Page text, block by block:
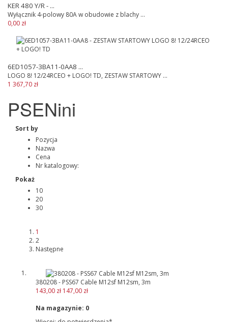
KER 480 Y/R - ...
Wyłącznik 4-polowy 80A w obudowie z blachy ...
0,00 zł
6ED1057-3BA11-0AA8 ...
LOGO 8! 12/24RCEO + LOGO! TD, ZESTAW STARTOWY ...
1 367,70 zł
PSENini
Sort by
Pozycja
Nazwa
Cena
Nr katalogowy:
Pokaż
10
20
30
1
2
Następne
380208 - PSS67 Cable M12sf M12sm, 3m
143,00 zł 147,00 zł
Na magazynie: 0